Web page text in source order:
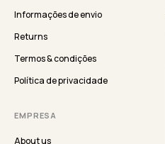
Informações de envio
Returns
Termos & condições
Política de privacidade
EMPRESA
About us